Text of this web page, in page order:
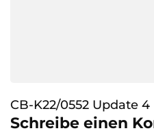
CB-K22/0552 Update 4
Schreibe einen